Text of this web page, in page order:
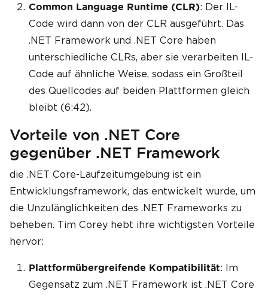
Common Language Runtime (CLR): Der IL-
Code wird dann von der CLR ausgeführt. Das
.NET Framework und .NET Core haben
unterschiedliche CLRs, aber sie verarbeiten IL-
Code auf ähnliche Weise, sodass ein Großteil
des Quellcodes auf beiden Plattformen gleich
bleibt (6:42).
Vorteile von .NET Core
gegenüber .NET Framework
die .NET Core-Laufzeitumgebung ist ein
Entwicklungsframework, das entwickelt wurde, um
die Unzulänglichkeiten des .NET Frameworks zu
beheben. Tim Corey hebt ihre wichtigsten Vorteile
hervor:
Plattformübergreifende Kompatibilität: Im
Gegensatz zum .NET Framework ist .NET Core